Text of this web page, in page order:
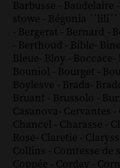
Barbusse - Baudelaire -
stowe - Bégonia ´´lili´´
- Bergerat - Bernard -
- Berthoud - Bible-
Bleue- Bloy - Boccace-
Bouniol - Bourget -
Boylesve - Brada-
Bruant - Brussolo -
Casanova- Cervantes -
Chancel - Charasse -
Rose- Claretie -
Collins - Comtesse de
Coppée - Corday -